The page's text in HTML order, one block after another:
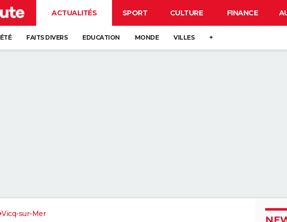
ACTUALITÉS SPORT CULTURE FINANCE
FAITS DIVERS EDUCATION MONDE VILLES +
Vicq-sur-Mer